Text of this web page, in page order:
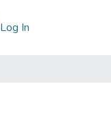
Log In